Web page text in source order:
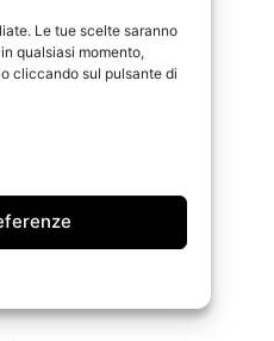
Le tue scelte saranno
qualsiasi momento,
cliccando sul pulsante di